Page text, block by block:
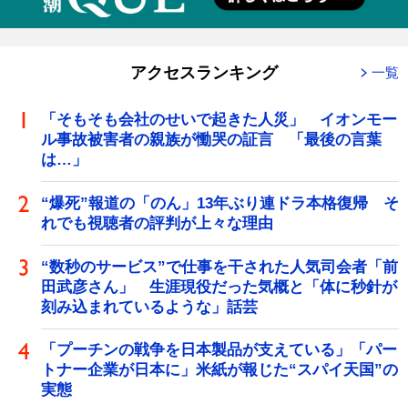
アクセスランキング 一覧
「そもそも会社のせいで起きた人災」 イオンモー
ル事故被害者の親族が慟哭の証言 「最後の言葉
は…」
“爆死”報道の「のん」13年ぶり連ドラ本格復帰 そ
れでも視聴者の評判が上々な理由
“数秒のサービス”で仕事を干された人気司会者「前
田武彦さん」 生涯現役だった気概と「体に秒針が
刻み込まれているような」話芸
「プーチンの戦争を日本製品が支えている」「パー
トナー企業が日本に」米紙が報じた“スパイ天国”の
実態